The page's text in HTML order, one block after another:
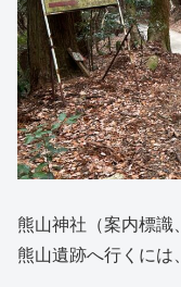
熊山神社（案内標識
熊山遺跡へ行くには